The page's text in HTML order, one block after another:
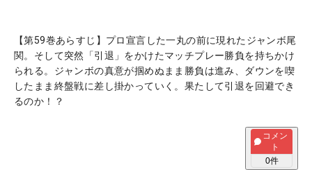
【第59巻あらすじ】プロ宣言した一丸の前に現れたジャンボ尾
関。そして突然「引退」をかけたマッチプレー勝負を持ちかけ
られる。ジャンボの真意が掴めぬまま勝負は進み、ダウンを喫
したまま終盤戦に差し掛かっていく。果たして引退を回避でき
るのか！？
コメン
ト
0件